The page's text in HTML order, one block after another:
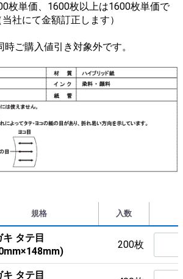
枚単価、1600枚以上は1600枚単価で
社にて金額訂正します）
ご購入値引き対象外です。
規格 入数
キ タテ目
200枚
キ タテ目